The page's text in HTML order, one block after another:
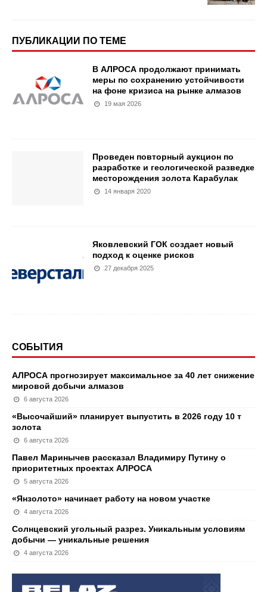
ПУБЛИКАЦИИ ПО ТЕМЕ
В АЛРОСА продолжают принимать
меры по сохранению устойчивости
на фоне кризиса на рынке алмазов
19 мая 2026
Проведен повторный аукцион по
разработке и геологической разведке
месторождения золота Карабулак
14 января 2020
Яковлевский ГОК создает новый
подход к оценке рисков
27 декабря 2025
СОБЫТИЯ
АЛРОСА прогнозирует максимальное за 40 лет снижение
мировой добычи алмазов
6 августа 2026
«Высочайший» планирует выпустить в 2026 году 10 т
золота
6 августа 2026
Павел Маринычев рассказал Владимиру Путину о
приоритетных проектах АЛРОСА
5 августа 2026
«Янзолото» начинает работу на новом участке
4 августа 2026
Солнцевский угольный разрез. Уникальным условиям
добычи — уникальные решения
4 августа 2026